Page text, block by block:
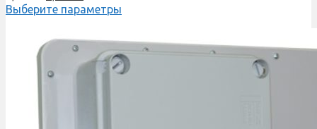
Выберите параметры